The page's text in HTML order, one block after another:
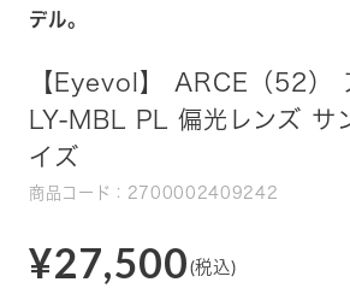
デル。
【Eyevol】 ARCE（52）
LY-MBL PL 偏光レンズ サ
イズ
商品コード：2700002409242
¥27,500 (税込)